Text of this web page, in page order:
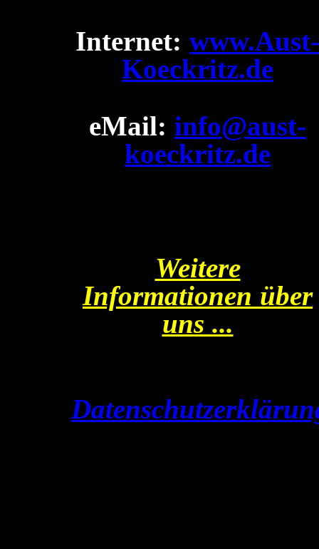
Internet: www.Aust-
Koeckritz.de
eMail: info@aust-
koeckritz.de
Weitere
Informationen über
uns ...